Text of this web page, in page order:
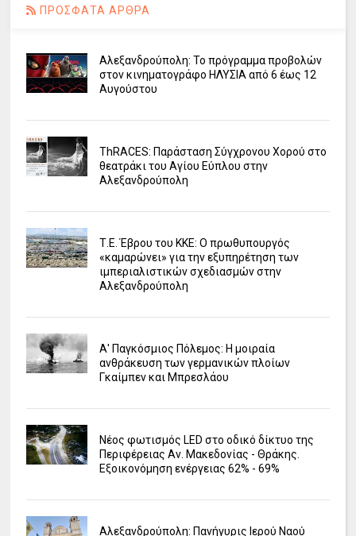
ΠΡΟΣΦΑΤΑ ΑΡΘΡΑ
Αλεξανδρούπολη: Το πρόγραμμα προβολών
στον κινηματογράφο ΗΛΥΣΙΑ από 6 έως 12
Αυγούστου
ΤhRACES: Παράσταση Σύγχρονου Χορού στο
θεατράκι του Αγίου Εύπλου στην
Αλεξανδρούπολη
Τ.Ε. Έβρου του ΚΚΕ: Ο πρωθυπουργός
«καμαρώνει» για την εξυπηρέτηση των
ιμπεριαλιστικών σχεδιασμών στην
Αλεξανδρούπολη
Α' Παγκόσμιος Πόλεμος: Η μοιραία
ανθράκευση των γερμανικών πλοίων
Γκαίμπεν και Μπρεσλάου
Νέος φωτισμός LED στο οδικό δίκτυο της
Περιφέρειας Αν. Μακεδονίας - Θράκης.
Εξοικονόμηση ενέργειας 62% - 69%
Αλεξανδρούπολη: Πανήγυρις Ιερού Ναού